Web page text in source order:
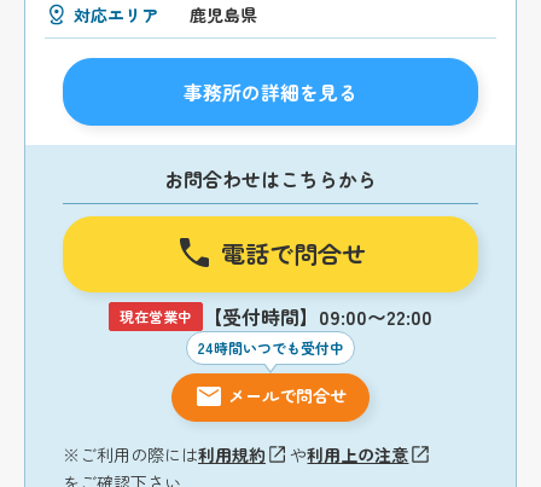
対応エリア 鹿児島県
事務所の詳細を見る
お問合わせはこちらから
電話で問合せ
現在営業中 【受付時間】09:00〜22:00
24時間いつでも受付中
メールで問合せ
※ご利用の際には利用規約 や利用上の注意
をご確認下さい